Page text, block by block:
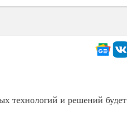
технологий и решений будет